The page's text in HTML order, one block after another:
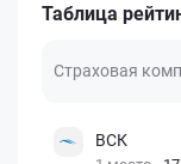
Таблица
Страховая
ВСК